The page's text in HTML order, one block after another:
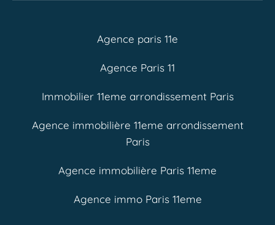
Agence paris 11e
Agence Paris 11
Immobilier 11eme arrondissement Paris
Agence immobilière 11eme arrondissement
Paris
Agence immobilière Paris 11eme
Agence immo Paris 11eme